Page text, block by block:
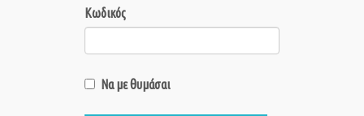
Κωδικός
Να με θυμάσαι